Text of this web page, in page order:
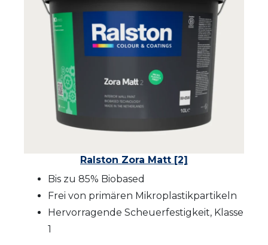
Ralston Zora Matt [2]
Bis zu 85% Biobased
Frei von primären Mikroplastikpartikeln
Hervorragende Scheuerfestigkeit, Klasse
1